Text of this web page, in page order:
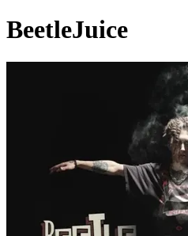
BeetleJuice
Videoclipuri